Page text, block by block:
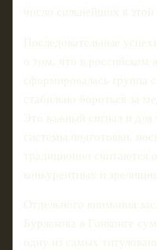
число сильнейших в этой
Последовательные
о том, что в российском
сформировалась группа
стабильно бороться за
Это важный сигнал и для
системы подготовки,
традиционно считаются
конкурентных и
Отдельного внимания
Бурлакова в Гонконге
одну из самых